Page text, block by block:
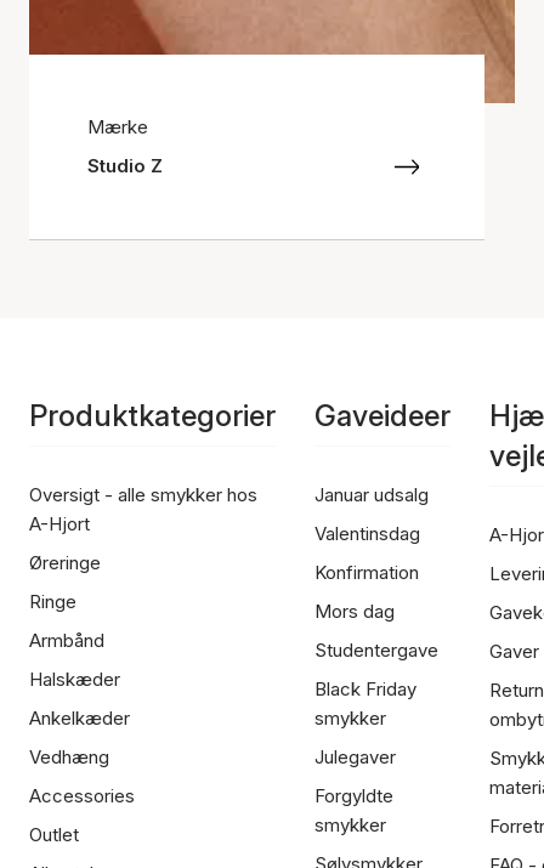
Mærke
Studio Z
Produktkategorier
Oversigt - alle smykker hos
A-Hjort
Øreringe
Ringe
Armbånd
Halskæder
Ankelkæder
Vedhæng
Accessories
Outlet
Gaveideer
Januar udsalg
Valentinsdag
Konfirmation
Mors dag
Studentergave
Black Friday
smykker
Julegaver
Forgyldte
smykker
A-